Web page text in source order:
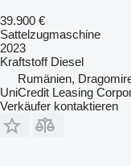
39.900 €
Sattelzugmaschine
2023
Kraftstoff Diesel
Rumänien,
UniCredit Leasing
Verkäufer kontaktieren